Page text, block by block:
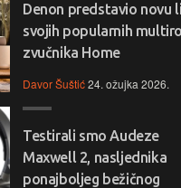
Denon predstavio novu
svojih popularnih
zvučnika Home
Davor Šuštić24. ožujka 2026.
Testirali smo Audeze
Maxwell 2, nasljednika
ponajboljeg bežičnog